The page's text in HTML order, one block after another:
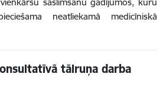
neatliekamā medicīniskā
tālruņa darba